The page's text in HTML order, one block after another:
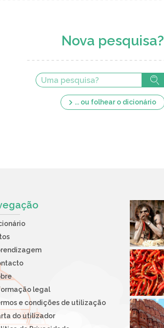
Nova pesquisa?
... ou folhear o dicionário
legal
e condições de utilização
do utilizador